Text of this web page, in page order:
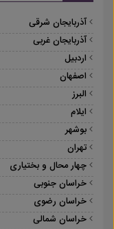
آذربایجان شرقی
آذربایجان غربی
اردبیل
اصفهان
البرز
ایلام
بوشهر
تهران
چهار محال و بختیاری
خراسان جنوبی
خراسان رضوی
خراسان شمالی